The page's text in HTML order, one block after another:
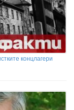
концлагери